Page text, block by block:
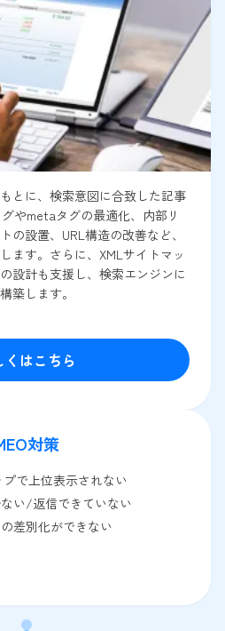
とに、検索意図に合致した記事
やmetaタグの最適化、内部リ
の設置、URL構造の改善など、
ます。さらに、XMLサイトマッ
設計も支援し、検索エンジンに
築します。
くはこちら
対策
で上位表示されない
い/返信できていない
差別化ができない